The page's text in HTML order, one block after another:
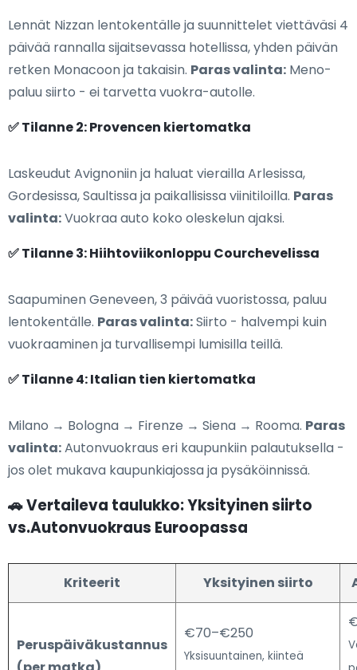
Lennät Nizzan lentokentälle ja suunnittelet viettäväsi 4
päivää rannalla sijaitsevassa hotellissa, yhden päivän
retken Monacoon ja takaisin. Paras valinta: Meno-
paluu siirto - ei tarvetta vuokra-autolle.
✅ Tilanne 2: Provencen kiertomatka
Laskeudut Avignoniin ja haluat vierailla Arlesissa,
Gordesissa, Saultissa ja paikallisissa viinitiloilla. Paras
valinta:Vuokraa auto koko oleskelun ajaksi.
✅ Tilanne 3: Hiihtoviikonloppu Courchevelissa
Saapuminen Geneveen, 3 päivää vuoristossa, paluu
lentokentälle. Paras valinta:Siirto - halvempi kuin
vuokraaminen ja turvallisempi lumisilla teillä.
✅ Tilanne 4: Italian tien kiertomatka
Milano → Bologna → Firenze → Siena → Rooma. Paras
valinta:Autonvuokraus eri kaupunkiin palautuksella -
jos olet mukava kaupunkiajossa ja pysäköinnissä.
🚗 Vertaileva taulukko: Yksityinen siirto
vs.Autonvuokraus Euroopassa
Kriteerit Yksityinen siirto
Peruspäiväkustannus
€70–€250
Yksisuuntainen, kiinteä